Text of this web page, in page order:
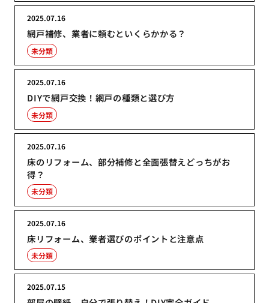
網戸補修、業者に頼むといくらかかる？
2025.07.16
未分類
DIYで網戸交換！網戸の種類と選び方
2025.07.16
未分類
床のリフォーム、部分補修と全面張替えどっちがお
得？
2025.07.16
未分類
床リフォーム、業者選びのポイントと注意点
2025.07.16
未分類
2025.07.15